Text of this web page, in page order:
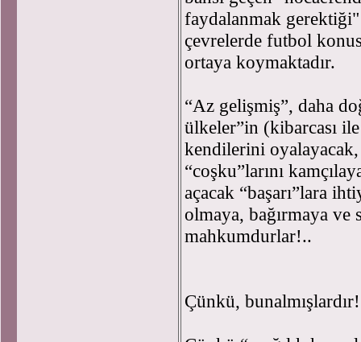
faydalanmak
çevrelerde futbol
ortaya koymaktadır.
“Az gelişmiş”, daha
ülkeler”in (kibarcası
kendilerini oyalayacak,
“coşku”larını
açacak “başarı”lara
olmaya, bağırmaya ve
mahkumdurlar!..
Çünkü,